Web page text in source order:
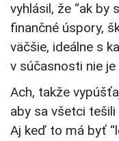
vyhlásil, že “ak by
finančné úspory,
väčšie, ideálne s
v súčasnosti nie je
Ach, takže
aby sa všetci
Aj keď to má byť